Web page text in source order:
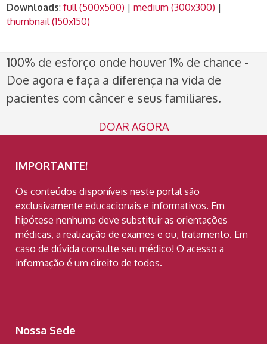
Downloads:full (500x500) |medium (300x300) |
thumbnail (150x150)
100% de esforço onde houver 1% de chance -
Doe agora e faça a diferença na vida de
pacientes com câncer e seus familiares.
DOAR AGORA
IMPORTANTE!
Os conteúdos disponíveis neste portal são
exclusivamente educacionais e informativos. Em
hipótese nenhuma deve substituir as orientações
médicas, a realização de exames e ou, tratamento. Em
caso de dúvida consulte seu médico! O acesso a
informação é um direito de todos.
Nossa Sede